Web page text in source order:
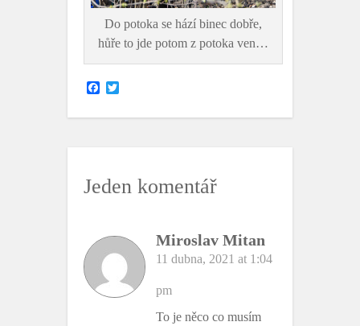
Do potoka se hází binec dobře,
hůře to jde potom z potoka ven…
F
Jeden komentář
Miroslav Mitan
11 dubna, 2021 at 1:04
pm
To je něco co musím